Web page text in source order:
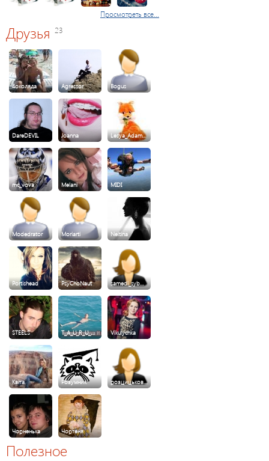
Просмотреть все...
Друзья 23
4околяда Agressor Bogus
DareDEVIL Joanna Lesya_Adam…
mc_vova Melani MIDI
Modedrator Moriarti Neitina
Portishead PsyChoNaut samedi_syb…
STEELS T_A_U_R_U_… Vikulychka
Квiта Розумник розцицьков…
Чорненька Чортеня
Полезное